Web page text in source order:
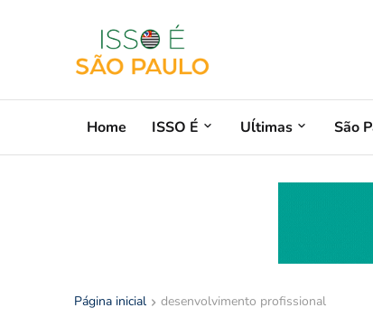
Home ISSO É Uĺtimas São
Página inicial desenvolvimento profissional